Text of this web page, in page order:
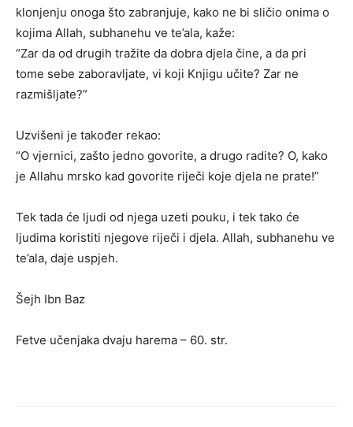
klonjenju onoga što zabranjuje, kako ne bi sličio onima o
kojima Allah, subhanehu ve te’ala, kaže:
“Zar da od drugih tražite da dobra djela čine, a da pri
tome sebe zaboravljate, vi koji Knjigu učite? Zar ne
razmišljate?”
Uzvišeni je također rekao:
“O vjernici, zašto jedno govorite, a drugo radite? O, kako
je Allahu mrsko kad govorite riječi koje djela ne prate!”
Tek tada će ljudi od njega uzeti pouku, i tek tako će
ljudima koristiti njegove riječi i djela. Allah, subhanehu ve
te’ala, daje uspjeh.
Šejh Ibn Baz
Fetve učenjaka dvaju harema – 60. str.